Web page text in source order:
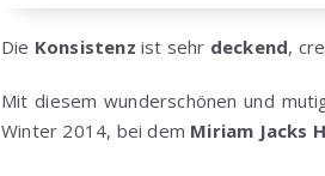
Die Konsistenz ist sehr deckend,
Mit diesem wunderschönen und
Winter 2014, bei dem Miriam Jacks